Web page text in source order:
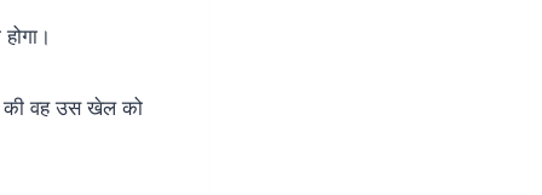
की वह उस खेल को